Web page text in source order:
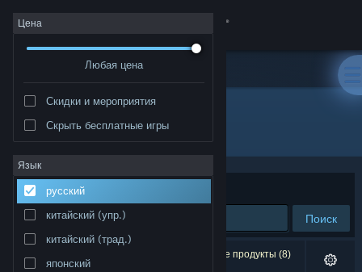
Войти
Сообщество
Информация
Поддержка
Изменить язык
Цена
Любая цена
Скидки и мероприятия
Скрыть бесплатные игры
Язык
русский
китайский (упр.)
китайский (трад.)
японский
Разработчик: Samuka Gomes
Сортировать по
Поиск
Результатов по вашему запросу: 0. Некоторые продукты (8)
скрыты согласно вашим настройкам.